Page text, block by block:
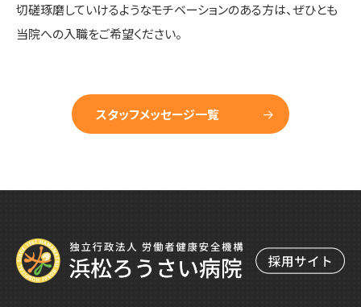
切磋琢磨していけるようなモチベーションのある方は、ぜひとも
当院への入職をご希望ください。
スタッフメッセージ一覧